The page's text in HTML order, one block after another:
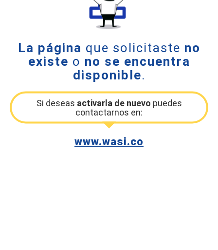
La página que solicitaste no
existe o no se encuentra
disponible.
Si deseas activarla de nuevo puedes
contactarnos en:
www.wasi.co